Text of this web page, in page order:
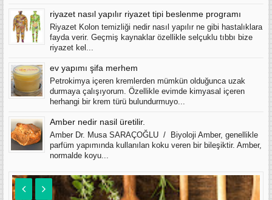
riyazet nasıl yapılır riyazet tipi beslenme programı
Riyazet Kolon temizliği nedir nasıl yapılır ne gibi hastalıklara
fayda verir. Geçmiş kaynaklar özellikle selçuklu tıbbı bize
riyazet kel...
ev yapımı şifa merhem
Petrokimya içeren kremlerden mümkün olduğunca uzak
durmaya çalışıyorum. Özellikle evimde kimyasal içeren
herhangi bir krem türü bulundurmuyo...
Amber nedir nasil üretilir.
Amber Dr. Musa SARAÇOĞLU / Biyoloji Amber, genellikle
parfüm yapımında kullanılan koku veren bir bileşiktir. Amber,
normalde koyu...